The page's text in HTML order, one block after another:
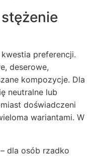
preferencji.
deserowe,
kompozycje. Dla
neutralne lub
doświadczeni
wariantami. W
dla osób rzadko